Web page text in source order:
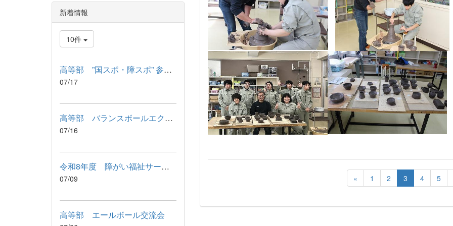
« 1 2 3 4 5
新着情報
10件
高等部 ”国スポ・障スポ” 参加記念品 引渡式
07/17
高等部 バランスボールエクササイズ
07/16
令和8年度 障がい福祉サービス利用に関わる説明会が行われました
07/09
高等部 エールボール交流会